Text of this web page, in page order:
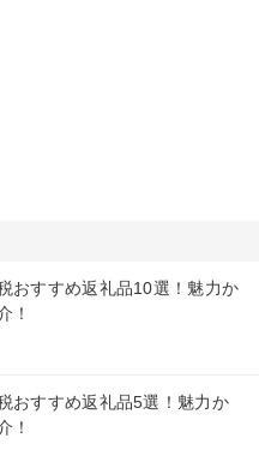
おすすめ返礼品10選！魅力か
！
おすすめ返礼品5選！魅力か
！